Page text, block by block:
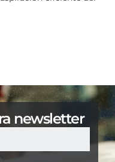
newsletter